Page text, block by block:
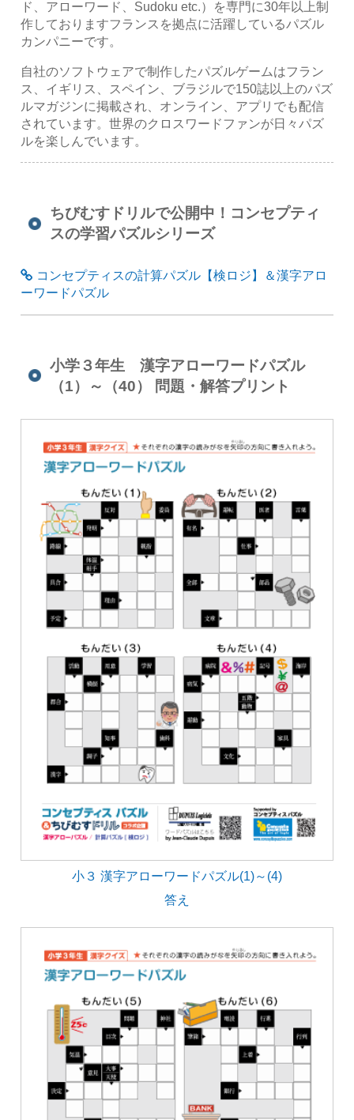
ド、アローワード、Sudoku etc.）を専門に30年以上制
作しておりますフランスを拠点に活躍しているパズル
カンパニーです。
自社のソフトウェアで制作したパズルゲームはフラン
ス、イギリス、スペイン、ブラジルで150誌以上のパズ
ルマガジンに掲載され、オンライン、アプリでも配信
されています。世界のクロスワードファンが日々パズ
ルを楽しんでいます。
ちびむすドリルで公開中！コンセプティ
スの学習パズルシリーズ
コンセプティスの計算パズル【検ロジ】＆漢字アロ
ーワードパズル
小学３年生 漢字アローワードパズル
（1）～（40） 問題・解答プリント
小３ 漢字アローワードパズル(1)～(4)
答え